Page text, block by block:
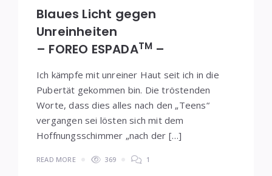
Blaues Licht gegen
Unreinheiten
– FOREO ESPADATM –
Ich kämpfe mit unreiner Haut seit ich in die
Pubertät gekommen bin. Die tröstenden
Worte, dass dies alles nach den „Teens“
vergangen sei lösten sich mit dem
Hoffnungsschimmer „nach der […]
READ MORE 369 1